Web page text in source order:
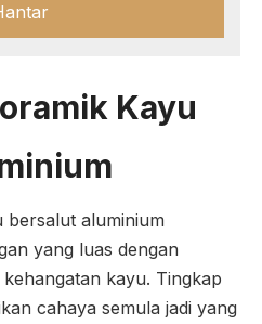
Kayu
bersalut aluminium
yang luas dengan
kayu. Tingkap
cahaya semula jadi yang